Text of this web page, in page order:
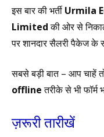
इस बार की भर्तीUrmila
Limitedकी ओर से
पर शानदार सैलरी पैकेज के
सबसे बड़ी बात – आप चाहें
offlineतरीके से भी
ज़रूरी तारीखें